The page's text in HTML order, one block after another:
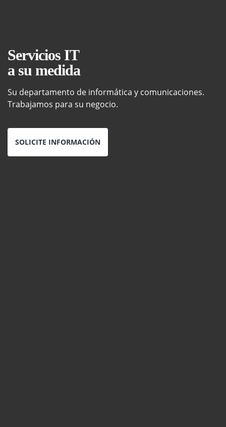
Servicios IT
a su medida
Su departamento de informática y comunicaciones.
Trabajamos para su negocio.
SOLICITE INFORMACIÓN